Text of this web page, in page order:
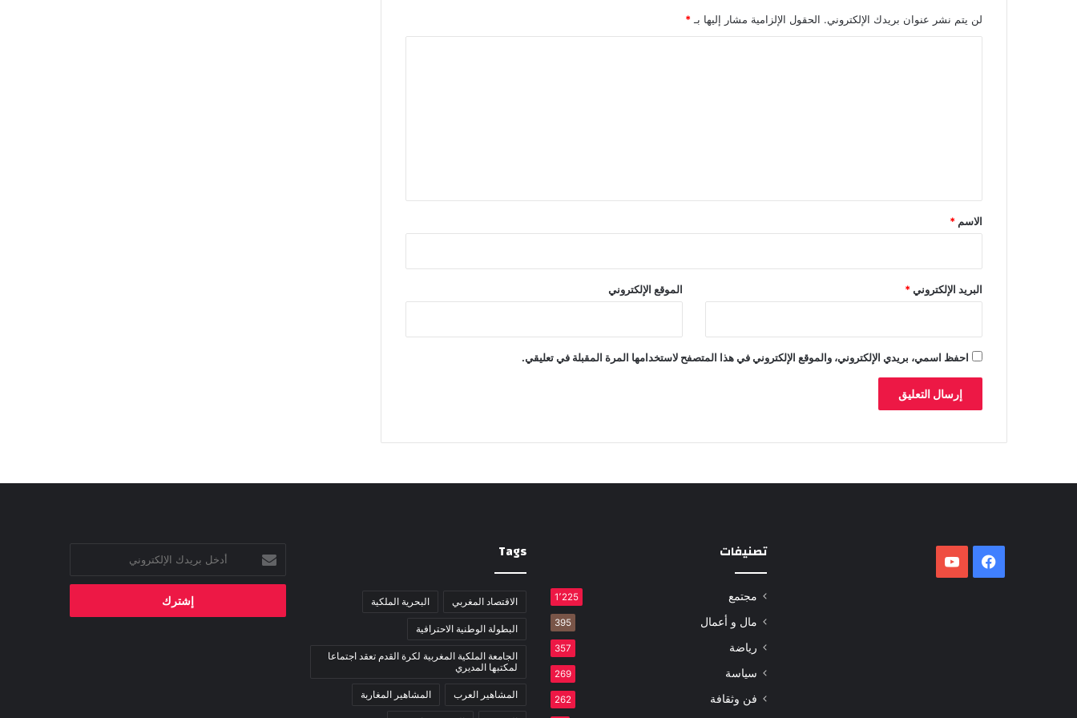
ب
ـ
م
ي
م
ي
لن يتم نشر عنوان بريدك الإلكتروني. الحقول الإلزامية مشار إليها بـ *
*
الاسم *
البريد الإلكتروني* الموقع الإلكتروني
احفظ اسمي، بريدي الإلكتروني، والموقع الإلكتروني في هذا المتصفح لاستخدامها المرة المقبلة في تعليقي.
فيسبوك تصنيفات
مجتمع 1٬225
مال و أعمال 395
رياضة 357
سياسة 269
فن وثقافة 262
Tags
الاقتصاد المغربي البحرية الملكية
البطولة الوطنية الاحترافية
الجامعة الملكية المغربية لكرة القدم تعقد اجتماعا
لمكتبها المديري
المشاهير العرب المشاهير المغاربة
بريدك
الإلكتروني